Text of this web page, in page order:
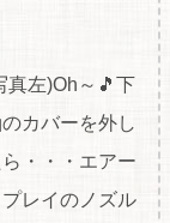
真左)Oh～🎵下
カバーを外し
・・・エアー
プレイのノズル